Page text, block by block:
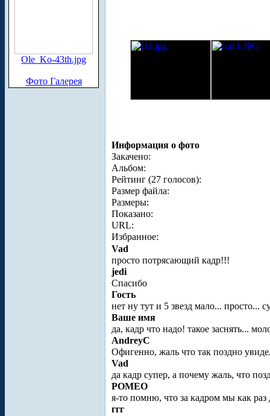
Ole_Ko-43th.jpg
Фото Галерея
Информация о фото
Закачено:
Альбом:
Рейтинг (27 голосов):
Размер файла:
Размеры:
Показано:
URL:
Избранное:
Vad
просто потрясающий кадр!!!
jedi
Спасибо
Гость
нет ну тут и 5 звезд мало... просто...
Ваше имя
да, кадр что надо! такое заснять...
AndreyC
Офигенно, жаль что так поздно
Vad
да кадр супер, а почему жаль, что
POMEO
я-то помню, что за кадром мы как раз
ггг